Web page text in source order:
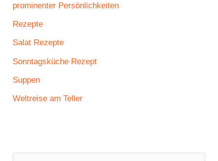
prominenter Persönlichkeiten
Rezepte
Salat Rezepte
Sonntagsküche Rezept
Suppen
Weltreise am Teller